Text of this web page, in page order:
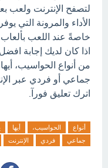
لتصفح الإنترنت ولعب
الأداء والمرونة التي
خاصةً عند اللعب بألعاب
اذا كان لديك إجابة
من أنواع الحواسيب،
جماعي أو فردي عبر
اترك تعليق فورآ.
أنواع الحواسيب، أيها
جماعي
فردي الإنترنت